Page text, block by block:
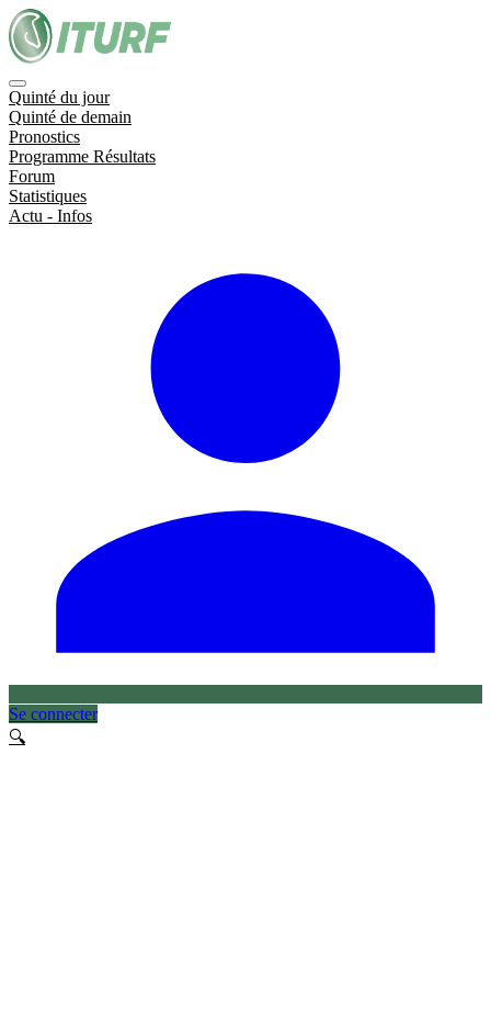
Quinté du jour
Quinté de demain
Pronostics
Programme Résultats
Forum
Statistiques
Actu - Infos
Se connecter
🔍